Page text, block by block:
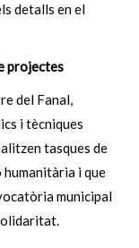
detalls en el
projectes
del Fanal,
i tècniques
tasques de
humanitària i que
municipal